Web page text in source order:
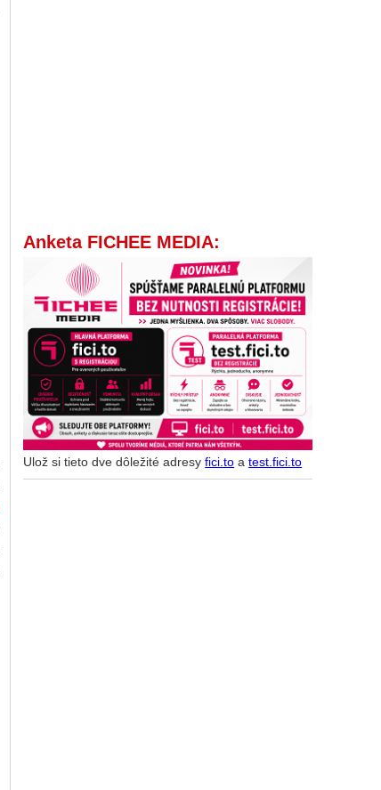
Anketa FICHEE MEDIA:
Ulož si tieto dve dôležité adresyfici.to atest.fici.to